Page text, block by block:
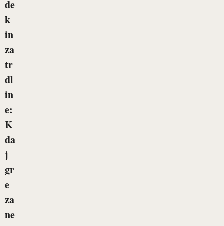
de
k
in
za
tr
dl
in
e:
K
da
j
gr
e
za
ne